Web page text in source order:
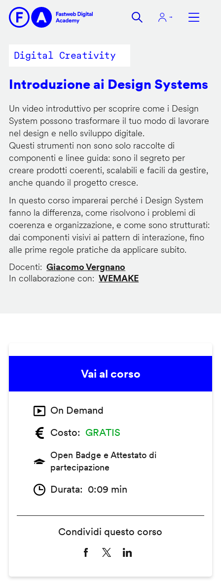
contenuto
Digital Creativity
Introduzione ai Design Systems
Un video introduttivo per scoprire come i Design
System possono trasformare il tuo modo di lavorare
nel design e nello sviluppo digitale.
Questi strumenti non sono solo raccolte di
componenti e linee guida: sono il segreto per
creare prodotti coerenti, scalabili e facili da gestire,
anche quando il progetto cresce.
In questo corso imparerai perché i Design System
fanno la differenza, come risolvono i problemi di
coerenza e organizzazione, e come sono strutturati:
dai componenti visivi ai pattern di interazione, fino
alle prime regole pratiche da applicare subito.
Docenti
Giacomo Vergnano
In collaborazione con
WEMAKE
Vai al corso
On Demand
Costo
GRATIS
Open Badge e Attestato di
partecipazione
Durata 0:09 min
Condividi questo corso